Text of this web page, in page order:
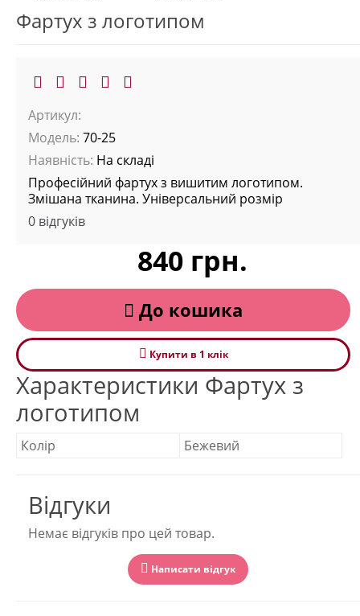
Фартух з логотипом
Артикул:
Модель: 70-25
Наявність: На складі
Професійний фартух з вишитим логотипом.
Змішана тканина. Універсальний розмір
0 відгуків
840 грн.
До кошика
Купити в 1 клiк
Характеристики Фартух з
логотипом
Колір Бежевий
Відгуки
Немає відгуків про цей товар.
Написати відгук